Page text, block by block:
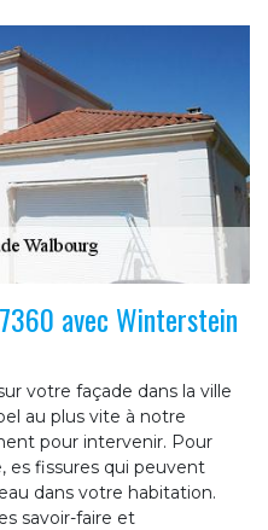
avec Winterstein
votre façade dans la ville
au plus vite à notre
pour intervenir. Pour
es fissures qui peuvent
dans votre habitation.
savoir-faire et